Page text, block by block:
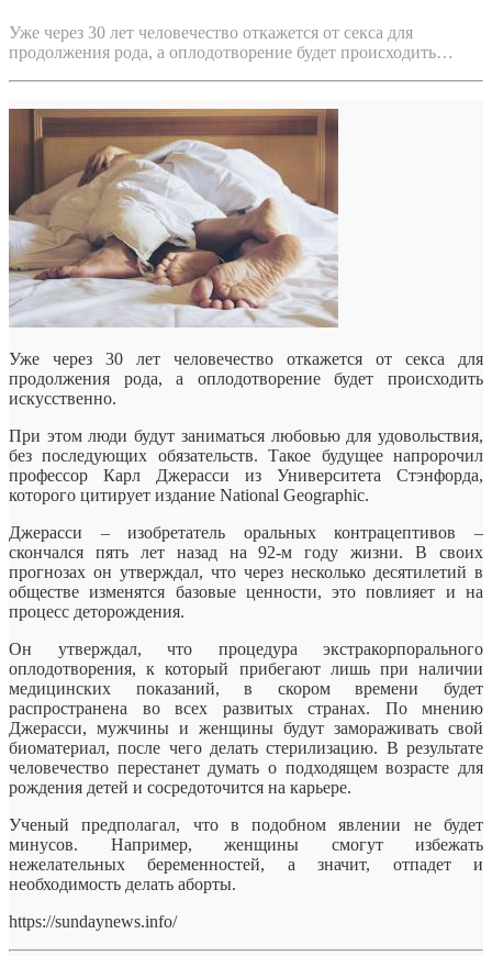
Уже через 30 лет человечество откажется от секса для
продолжения рода, а оплодотворение будет происходить…
Уже через 30 лет человечество откажется от секса для
продолжения рода, а оплодотворение будет происходить
искусственно.
При этом люди будут заниматься любовью для удовольствия,
без последующих обязательств. Такое будущее напророчил
профессор Карл Джерасси из Университета Стэнфорда,
которого цитирует издание National Geographic.
Джерасси – изобретатель оральных контрацептивов –
скончался пять лет назад на 92-м году жизни. В своих
прогнозах он утверждал, что через несколько десятилетий в
обществе изменятся базовые ценности, это повлияет и на
процесс деторождения.
Он утверждал, что процедура экстракорпорального
оплодотворения, к который прибегают лишь при наличии
медицинских показаний, в скором времени будет
распространена во всех развитых странах. По мнению
Джерасси, мужчины и женщины будут замораживать свой
биоматериал, после чего делать стерилизацию. В результате
человечество перестанет думать о подходящем возрасте для
рождения детей и сосредоточится на карьере.
Ученый предполагал, что в подобном явлении не будет
минусов. Например, женщины смогут избежать
нежелательных беременностей, а значит, отпадет и
необходимость делать аборты.
https://sundaynews.info/